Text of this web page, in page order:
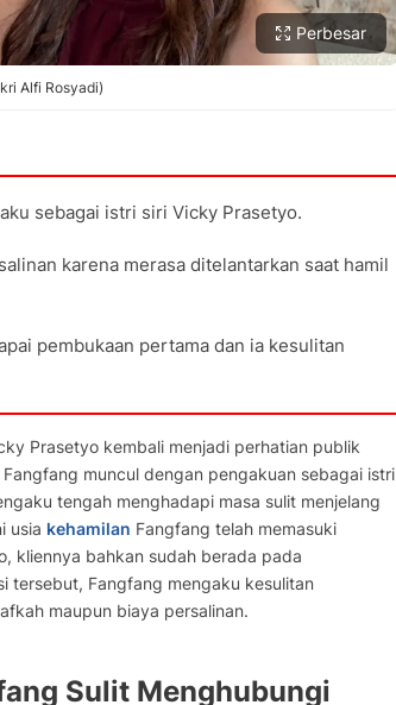
Perbesar
Alfi Rosyadi)
sebagai istri siri Vicky Prasetyo.
karena merasa ditelantarkan saat hamil
pembukaan pertama dan ia kesulitan
Prasetyo kembali menjadi perhatian publik
muncul dengan pengakuan sebagai istri
tengah menghadapi masa sulit menjelang
usia kehamilan Fangfang telah memasuki
kliennya bahkan sudah berada pada
tersebut, Fangfang mengaku kesulitan
maupun biaya persalinan.
Sulit Menghubungi